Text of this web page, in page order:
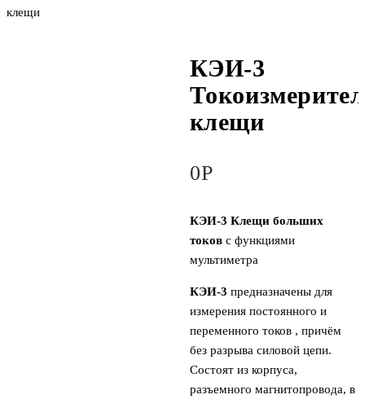
клещи
КЭИ-3
клещи
0Р
КЭИ-3 Клещи больших
токовс функциями
мультиметра
КЭИ-3 предназначены для
измерения постоянного и
переменного токов , причём
без разрыва силовой цепи.
Состоят из корпуса,
разъемного магнитопровода, в